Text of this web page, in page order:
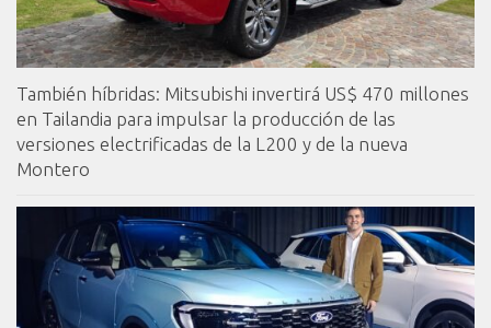
También híbridas: Mitsubishi invertirá US$ 470 millones
en Tailandia para impulsar la producción de las
versiones electrificadas de la L200 y de la nueva
Montero